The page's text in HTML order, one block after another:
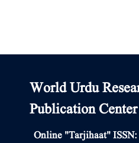
World Urdu
Publication Center
Online "Tarjihaat"